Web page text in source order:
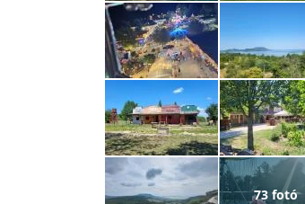
73 fotó